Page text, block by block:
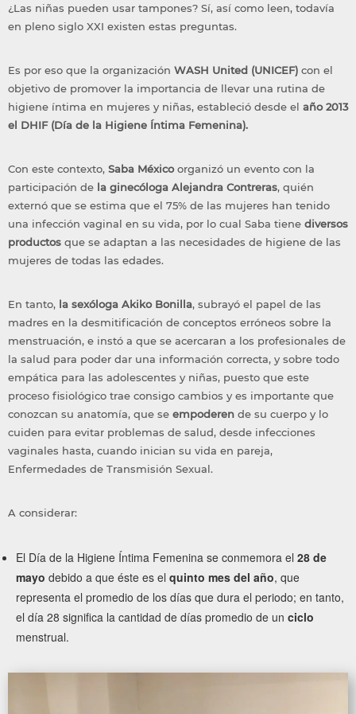
¿Las niñas pueden usar tampones? Sí, así como leen, todavía
en pleno siglo XXI existen estas preguntas.
Es por eso que la organización WASH United (UNICEF) con el
objetivo de promover la importancia de llevar una rutina de
higiene íntima en mujeres y niñas, estableció desde el año 2013
el DHIF (Día de la Higiene Íntima Femenina).
Con este contexto, Saba Méxicoorganizó un evento con la
participación de la ginecóloga Alejandra Contreras, quién
externó que se estima que el 75% de las mujeres han tenido
una infección vaginal en su vida, por lo cual Saba tiene diversos
productos que se adaptan a las necesidades de higiene de las
mujeres de todas las edades.
En tanto, la sexóloga Akiko Bonilla, subrayó el papel de las
madres en la desmitificación de conceptos erróneos sobre la
menstruación, e instó a que se acercaran a los profesionales de
la salud para poder dar una información correcta, y sobre todo
empática para las adolescentes y niñas, puesto que este
proceso fisiológico trae consigo cambios y es importante que
conozcan su anatomía, que se empoderen de su cuerpo y lo
cuiden para evitar problemas de salud, desde infecciones
vaginales hasta, cuando inician su vida en pareja,
Enfermedades de Transmisión Sexual.
A considerar:
El Día de la Higiene Íntima Femenina se conmemora el 28 de
mayo debido a que éste es el quinto mes del año, que
representa el promedio de los días que dura el periodo; en tanto,
el día 28 significa la cantidad de días promedio de un ciclo
menstrual.